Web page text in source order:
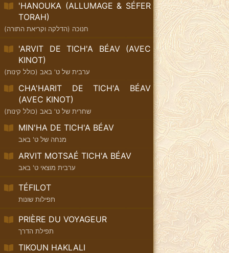
'HANOUKA (ALLUMAGE & SÉFER
TORAH)
חנוכה (הדלקה וקריאת התורה)
'ARVIT DE TICH'A BÉAV (AVEC
KINOT)
ערבית של ט' באב (כולל קינות)
CHA'HARIT DE TICH'A BÉAV
(AVEC KINOT)
שחרית של ט' באב (כולל קינות)
MIN'HA DE TICH'A BÉAV
מנחה של ט' באב
ARVIT MOTSAÉ TICH'A BÉAV
ערבית מוצאי ט' באב
TÉFILOT
תפילות שונות
PRIÈRE DU VOYAGEUR
תפילת הדרך
TIKOUN HAKLALI